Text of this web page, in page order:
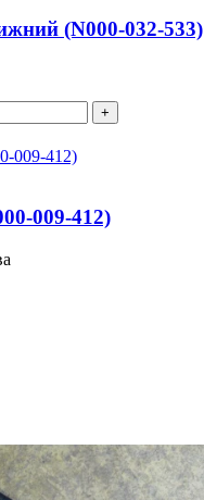
(N000-032-533)
+
009-412)